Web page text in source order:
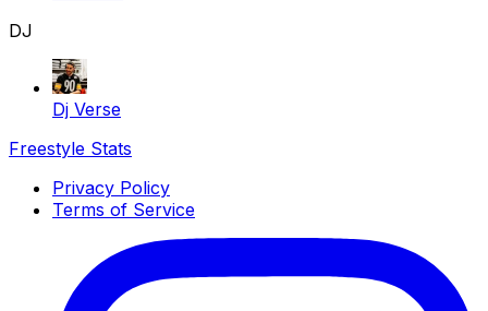
DJ
Dj Verse
Freestyle Stats
Privacy Policy
Terms of Service